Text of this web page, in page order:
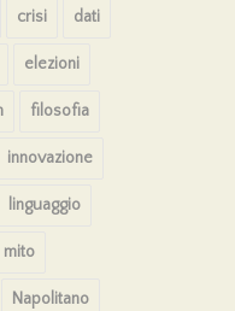
crisi dati
elezioni
filosofia
innovazione
linguaggio
mito
Napolitano